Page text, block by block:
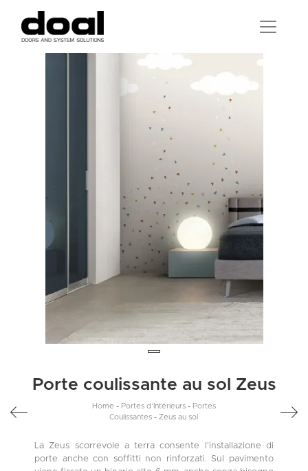
Porte coulissante au sol Zeus
Home - Portes d’Intérieurs- Portes
Coulissantes -Zeus au sol
La Zeus scorrevole a terra consente l'installazione di
porte anche con soffitti non rinforzati. Sul pavimento